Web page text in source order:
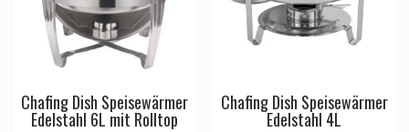
Chafing Dish Speisewärmer
Edelstahl 6L mit Rolltop
Chafing Dish Speisewärmer
Edelstahl 4L